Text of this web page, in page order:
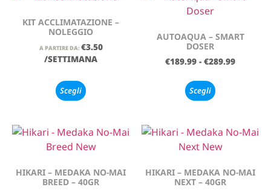
KIT ACCLIMATAZIONE –
NOLEGGIO
A PARTIRE DA: €3.50
/SETTIMANA
Scegli
AUTOAQUA – SMART
DOSER
€189.99 - €289.99
Scegli
HIKARI – MEDAKA NO-MAI
BREED – 40GR
HIKARI – MEDAKA NO-MAI
NEXT – 40GR